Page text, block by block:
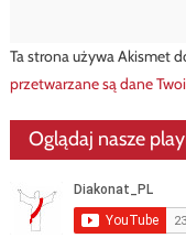
Ta strona używa Akismet
przetwarzane są dane
Oglądaj nasze